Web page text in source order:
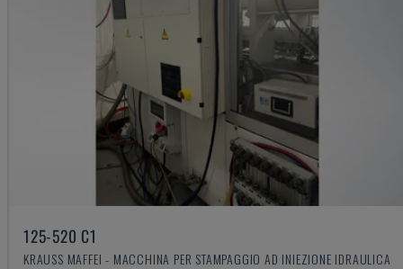
125-520 C1
KRAUSS MAFFEI - MACCHINA PER STAMPAGGIO AD INIEZIONE IDRAULICA